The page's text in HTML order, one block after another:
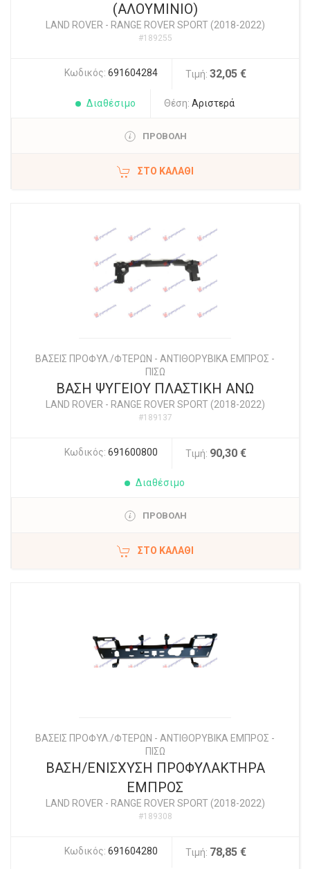
(ΑΛΟΥΜΙΝΙΟ)
LAND ROVER - RANGE ROVER SPORT (2018-2022)
#189255
Κωδικός: 691604284 Τιμή: 32,05 €
Διαθέσιμο Θέση: Αριστερά
ΠΡΟΒΟΛΗ
ΣΤΟ ΚΑΛΆΘΙ
ΒΑΣΕΙΣ ΠΡΟΦΥΛ./ΦΤΕΡΩΝ - ΑΝΤΙΘΟΡΥΒΙΚΑ ΕΜΠΡΟΣ -
ΠΙΣΩ
ΒΑΣΗ ΨΥΓΕΙΟΥ ΠΛΑΣΤΙΚΗ ΑΝΩ
LAND ROVER - RANGE ROVER SPORT (2018-2022)
#189137
Κωδικός: 691600800 Τιμή: 90,30 €
Διαθέσιμο
ΠΡΟΒΟΛΗ
ΣΤΟ ΚΑΛΆΘΙ
ΒΑΣΕΙΣ ΠΡΟΦΥΛ./ΦΤΕΡΩΝ - ΑΝΤΙΘΟΡΥΒΙΚΑ ΕΜΠΡΟΣ -
ΠΙΣΩ
ΒΑΣΗ/ΕΝΙΣΧΥΣΗ ΠΡΟΦΥΛΑΚΤΗΡΑ
ΕΜΠΡΟΣ
LAND ROVER - RANGE ROVER SPORT (2018-2022)
#189308
Κωδικός: 691604280 Τιμή: 78,85 €